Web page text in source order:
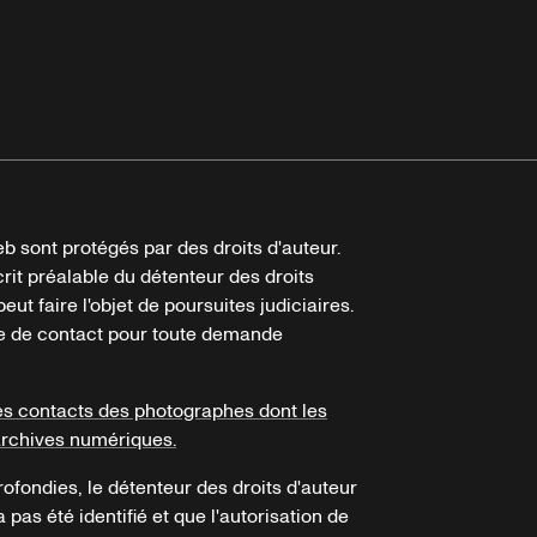
sont protégés par des droits d'auteur.
préalable du détenteur des droits
faire l'objet de poursuites judiciaires.
de contact pour toute demande
contacts des photographes dont les
numériques.
le détenteur des droits d'auteur
été identifié et que l'autorisation de